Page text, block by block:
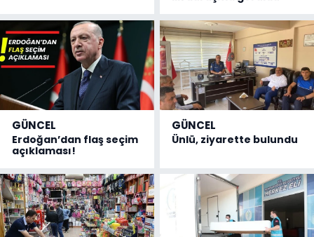
GÜNCEL
Erdoğan’dan flaş seçim
açıklaması!
GÜNCEL
Ünlü, ziyarette bulundu